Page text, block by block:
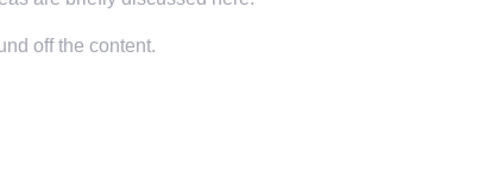
off the content.